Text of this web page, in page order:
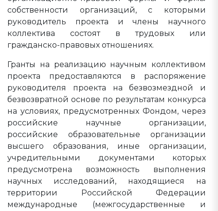
собственности организаций, с которыми
руководитель проекта и члены научного
коллектива состоят в трудовых или
гражданско-правовых отношениях.
Гранты на реализацию научным коллективом
проекта предоставляются в распоряжение
руководителя проекта на безвозмездной и
безвозвратной основе по результатам конкурса
на условиях, предусмотренных Фондом, через
российские научные организации,
российские образовательные организации
высшего образования, иные организации,
учредительными документами которых
предусмотрена возможность выполнения
научных исследований, находящиеся на
территории Российской Федерации
международные (межгосударственные и